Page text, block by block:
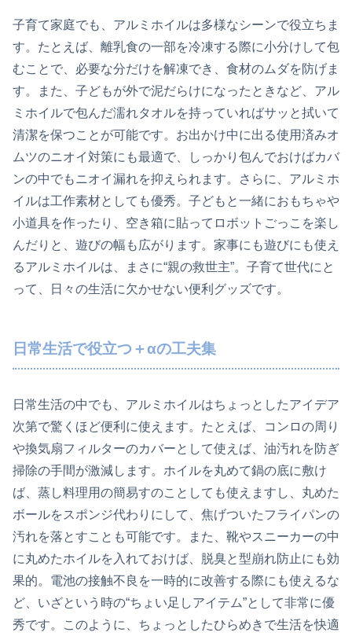
子育て家庭でも、アルミホイルは多様なシーンで役立ちま
す。たとえば、離乳食の一部を冷凍する際に小分けして包
むことで、必要な分だけを解凍でき、食材のムダを防げま
す。また、子どもが外で泥だらけになったときなど、アル
ミホイルで包んだ濡れタオルを持っていればサッと拭いて
清潔を保つことが可能です。お出かけ中に出る使用済みオ
ムツのニオイ対策にも最適で、しっかり包んでおけばカバ
ンの中でもニオイ漏れを抑えられます。さらに、アルミホ
イルは工作素材としても優秀。子どもと一緒におもちゃや
小道具を作ったり、空き箱に貼ってロボットごっこを楽し
んだりと、遊びの幅も広がります。家事にも遊びにも使え
るアルミホイルは、まさに“親の救世主”。子育て世代にと
って、日々の生活に欠かせない便利グッズです。
日常生活で役立つ＋αの工夫集
日常生活の中でも、アルミホイルはちょっとしたアイデア
次第で驚くほど便利に使えます。たとえば、コンロの周り
や換気扇フィルターのカバーとして使えば、油汚れを防ぎ
掃除の手間が激減します。ホイルを丸めて鍋の底に敷け
ば、蒸し料理用の簡易すのことしても使えますし、丸めた
ボールをスポンジ代わりにして、焦げついたフライパンの
汚れを落とすことも可能です。また、靴やスニーカーの中
に丸めたホイルを入れておけば、脱臭と型崩れ防止にも効
果的。電池の接触不良を一時的に改善する際にも使えるな
ど、いざという時の“ちょい足しアイテム”として非常に優
秀です。このように、ちょっとしたひらめきで生活を快適